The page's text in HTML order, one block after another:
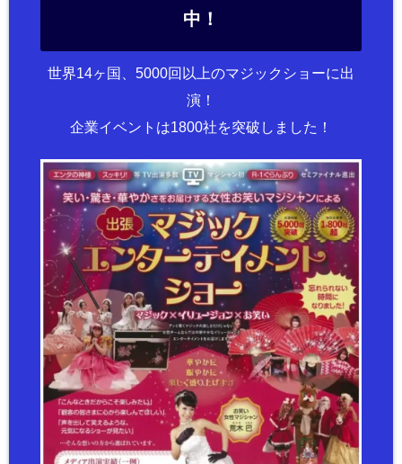
中！
世界14ヶ国、5000回以上のマジックショーに出
演！
企業イベントは1800社を突破しました！